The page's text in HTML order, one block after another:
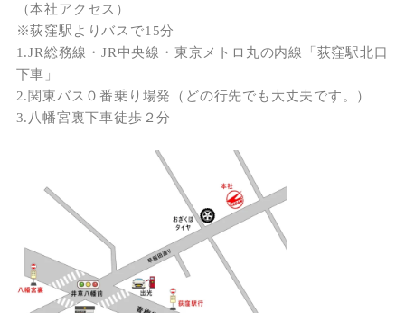
（本社アクセス）
※荻窪駅よりバスで15分
1.JR総務線・JR中央線・東京メトロ丸の内線「荻窪駅北口
下車」
2.関東バス０番乗り場発（どの行先でも大丈夫です。）
3.八幡宮裏下車徒歩２分